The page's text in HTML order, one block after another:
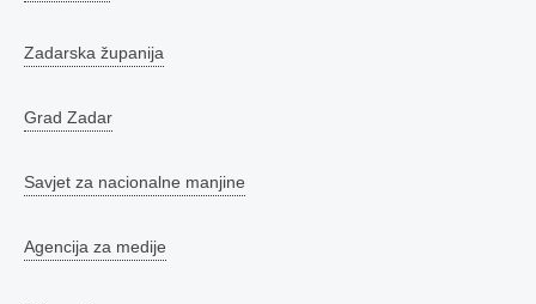
Zadarska županija
Grad Zadar
Savjet za nacionalne manjine
Agencija za medije